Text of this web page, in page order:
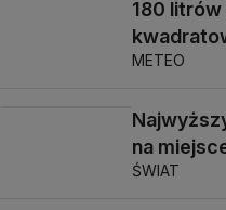
180
METEO
na
ŚWIAT